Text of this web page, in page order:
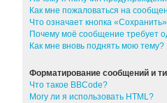
Как мне пожаловаться на
Что означает кнопка
Почему моё сообщение требует
Как мне вновь поднять мою тему?
Форматирование сообщений и
Что такое BBCode?
Могу ли я использовать HTML?